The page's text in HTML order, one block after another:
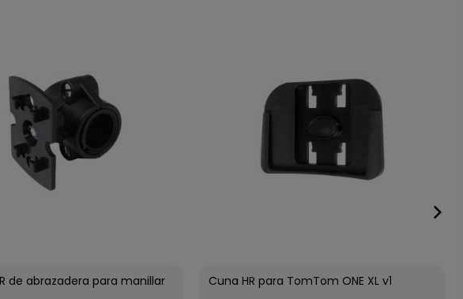
de abrazadera para manillar Cuna HR para TomTom ONE XL v1